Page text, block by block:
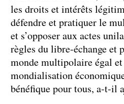
les droits et intérêts
défendre et pratiquer le
et s’opposer aux actes
règles du libre-échange et
monde multipolaire égal et
mondialisation
bénéfique pour tous, a-t-il